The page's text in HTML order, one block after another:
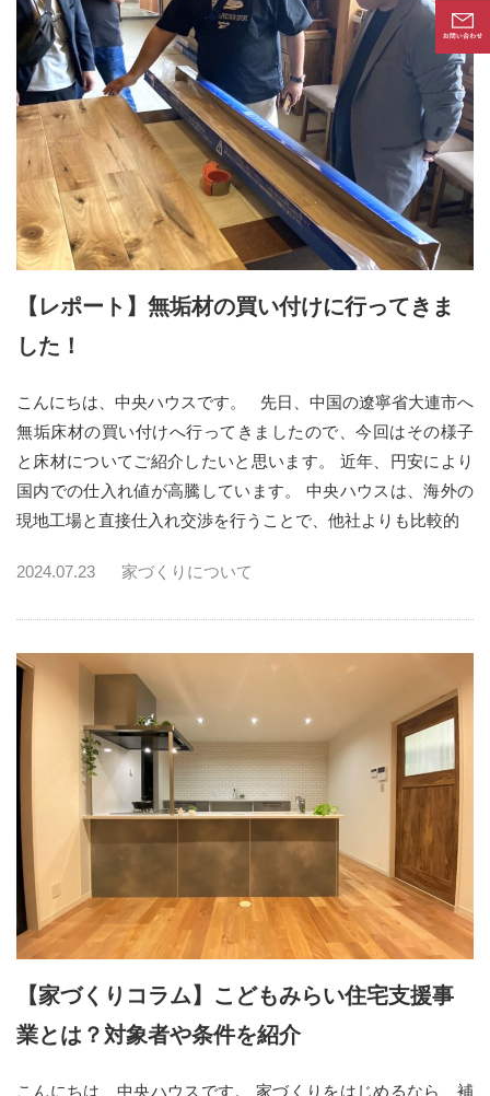
【レポート】無垢材の買い付けに行ってきま
した！
こんにちは、中央ハウスです。 先日、中国の遼寧省大連市へ
無垢床材の買い付けへ行ってきましたので、今回はその様子
と床材についてご紹介したいと思います。 近年、円安により
国内での仕入れ値が高騰しています。 中央ハウスは、海外の
現地工場と直接仕入れ交渉を行うことで、他社よりも比較的
2024.07.23 家づくりについて
【家づくりコラム】こどもみらい住宅支援事
業とは？対象者や条件を紹介
こんにちは、中央ハウスです。 家づくりをはじめるなら、補